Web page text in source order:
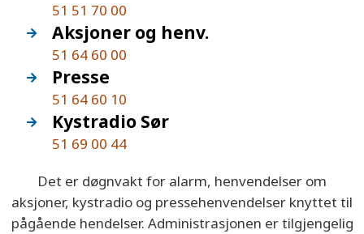
51 51 70 00
Aksjoner og henv.
51 64 60 00
Presse
51 64 60 10
Kystradio Sør
51 69 00 44
Det er døgnvakt for alarm, henvendelser om
aksjoner, kystradio og pressehenvendelser knyttet til
pågående hendelser. Administrasjonen er tilgjengelig